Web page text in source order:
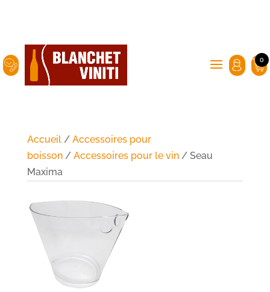
0
Accueil/ Accessoires pour
boisson/ Accessoires pour le vin/ Seau
Maxima